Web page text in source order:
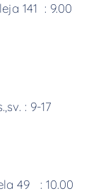
141 : 9.00
: 9-17
49 : 10.00